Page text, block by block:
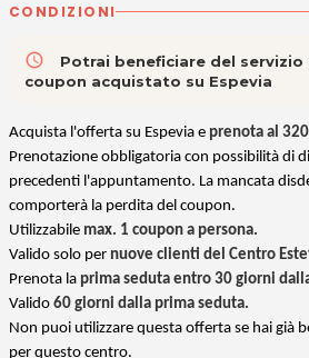
CONDIZIONI
access_time
Potrai beneficiare del
coupon acquistato su Espevia
Acquista l'offerta su Espevia e prenota al
Prenotazione obbligatoria con possibilità di
precedenti l'appuntamento. La mancata
comporterà la perdita del coupon.
Utilizzabile max. 1 coupon a persona.
Valido solo per nuove clienti del Centro
Prenota la prima seduta entro 30 giorni
Valido 60 giorni dalla prima seduta.
Non puoi utilizzare questa offerta se hai già
per questo centro.